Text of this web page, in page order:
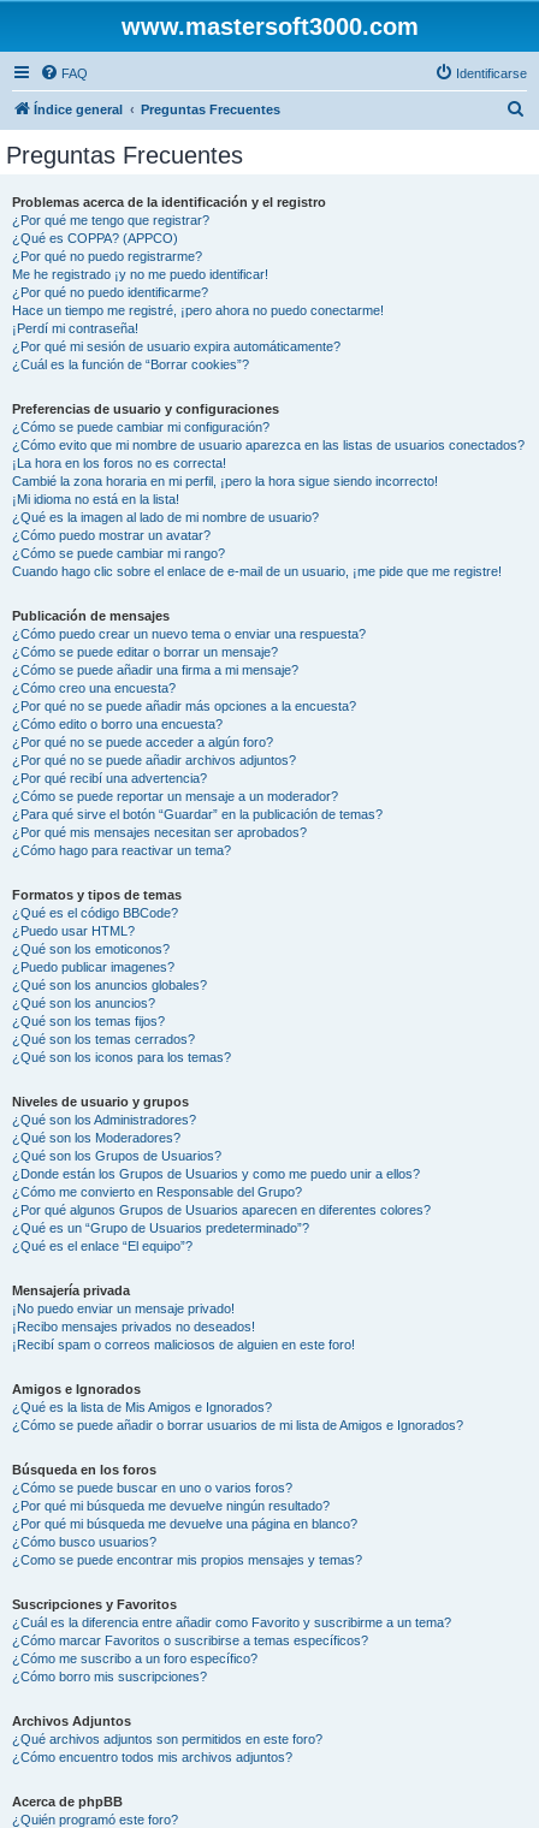
www.mastersoft3000.com
FAQ Identificarse
Índice general Preguntas Frecuentes
Preguntas Frecuentes
Problemas acerca de la identificación y el registro
¿Por qué me tengo que registrar?
¿Qué es COPPA? (APPCO)
¿Por qué no puedo registrarme?
Me he registrado ¡y no me puedo identificar!
¿Por qué no puedo identificarme?
Hace un tiempo me registré, ¡pero ahora no puedo conectarme!
¡Perdí mi contraseña!
¿Por qué mi sesión de usuario expira automáticamente?
¿Cuál es la función de “Borrar cookies”?
Preferencias de usuario y configuraciones
¿Cómo se puede cambiar mi configuración?
¿Cómo evito que mi nombre de usuario aparezca en las listas de usuarios conectados?
¡La hora en los foros no es correcta!
Cambié la zona horaria en mi perfil, ¡pero la hora sigue siendo incorrecto!
¡Mi idioma no está en la lista!
¿Qué es la imagen al lado de mi nombre de usuario?
¿Cómo puedo mostrar un avatar?
¿Cómo se puede cambiar mi rango?
Cuando hago clic sobre el enlace de e-mail de un usuario, ¡me pide que me registre!
Publicación de mensajes
¿Cómo puedo crear un nuevo tema o enviar una respuesta?
¿Cómo se puede editar o borrar un mensaje?
¿Cómo se puede añadir una firma a mi mensaje?
¿Cómo creo una encuesta?
¿Por qué no se puede añadir más opciones a la encuesta?
¿Cómo edito o borro una encuesta?
¿Por qué no se puede acceder a algún foro?
¿Por qué no se puede añadir archivos adjuntos?
¿Por qué recibí una advertencia?
¿Cómo se puede reportar un mensaje a un moderador?
¿Para qué sirve el botón “Guardar” en la publicación de temas?
¿Por qué mis mensajes necesitan ser aprobados?
¿Cómo hago para reactivar un tema?
Formatos y tipos de temas
¿Qué es el código BBCode?
¿Puedo usar HTML?
¿Qué son los emoticonos?
¿Puedo publicar imagenes?
¿Qué son los anuncios globales?
¿Qué son los anuncios?
¿Qué son los temas fijos?
¿Qué son los temas cerrados?
¿Qué son los iconos para los temas?
Niveles de usuario y grupos
¿Qué son los Administradores?
¿Qué son los Moderadores?
¿Qué son los Grupos de Usuarios?
¿Donde están los Grupos de Usuarios y como me puedo unir a ellos?
¿Cómo me convierto en Responsable del Grupo?
¿Por qué algunos Grupos de Usuarios aparecen en diferentes colores?
¿Qué es un “Grupo de Usuarios predeterminado”?
¿Qué es el enlace “El equipo”?
Mensajería privada
¡No puedo enviar un mensaje privado!
¡Recibo mensajes privados no deseados!
¡Recibí spam o correos maliciosos de alguien en este foro!
Amigos e Ignorados
¿Qué es la lista de Mis Amigos e Ignorados?
¿Cómo se puede añadir o borrar usuarios de mi lista de Amigos e Ignorados?
Búsqueda en los foros
¿Cómo se puede buscar en uno o varios foros?
¿Por qué mi búsqueda me devuelve ningún resultado?
¿Por qué mi búsqueda me devuelve una página en blanco?
¿Cómo busco usuarios?
¿Como se puede encontrar mis propios mensajes y temas?
Suscripciones y Favoritos
¿Cuál es la diferencia entre añadir como Favorito y suscribirme a un tema?
¿Cómo marcar Favoritos o suscribirse a temas específicos?
¿Cómo me suscribo a un foro específico?
¿Cómo borro mis suscripciones?
Archivos Adjuntos
¿Qué archivos adjuntos son permitidos en este foro?
¿Cómo encuentro todos mis archivos adjuntos?
Acerca de phpBB
¿Quién programó este foro?